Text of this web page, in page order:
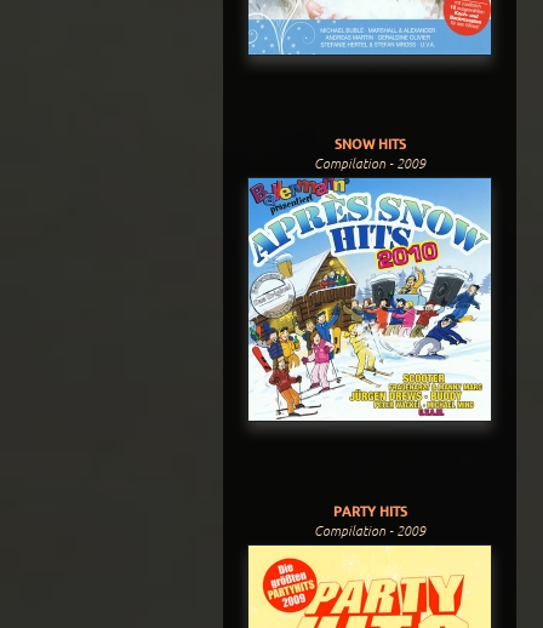
SNOW HITS
Compilation - 2009
PARTY HITS
Compilation - 2009